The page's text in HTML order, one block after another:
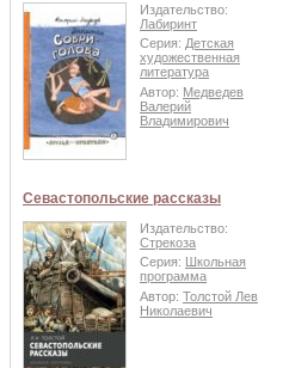
Издательство:
Лабиринт
Серия: Детская
художественная
литература
Автор: Медведев
Валерий
Владимирович
Севастопольские рассказы
Издательство:
Стрекоза
Серия: Школьная
программа
Автор: Толстой Лев
Николаевич